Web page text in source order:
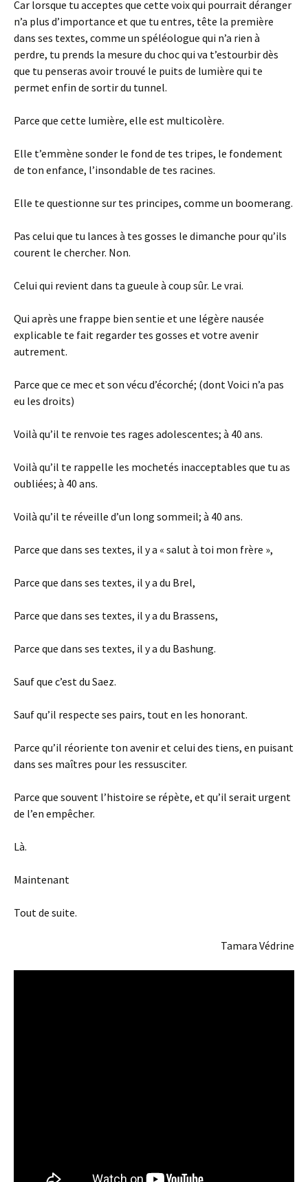
Car lorsque tu acceptes que cette voix qui pourrait déranger
n’a plus d’importance et que tu entres, tête la première
dans ses textes, comme un spéléologue qui n’a rien à
perdre, tu prends la mesure du choc qui va t’estourbir dès
que tu penseras avoir trouvé le puits de lumière qui te
permet enfin de sortir du tunnel.
Parce que cette lumière, elle est multicolère.
Elle t’emmène sonder le fond de tes tripes, le fondement
de ton enfance, l’insondable de tes racines.
Elle te questionne sur tes principes, comme un boomerang.
Pas celui que tu lances à tes gosses le dimanche pour qu’ils
courent le chercher. Non.
Celui qui revient dans ta gueule à coup sûr. Le vrai.
Qui après une frappe bien sentie et une légère nausée
explicable te fait regarder tes gosses et votre avenir
autrement.
Parce que ce mec et son vécu d’écorché; (dont Voici n’a pas
eu les droits)
Voilà qu’il te renvoie tes rages adolescentes; à 40 ans.
Voilà qu’il te rappelle les mochetés inacceptables que tu as
oubliées; à 40 ans.
Voilà qu’il te réveille d’un long sommeil; à 40 ans.
Parce que dans ses textes, il y a « salut à toi mon frère »,
Parce que dans ses textes, il y a du Brel,
Parce que dans ses textes, il y a du Brassens,
Parce que dans ses textes, il y a du Bashung.
Sauf que c’est du Saez.
Sauf qu’il respecte ses pairs, tout en les honorant.
Parce qu’il réoriente ton avenir et celui des tiens, en puisant
dans ses maîtres pour les ressusciter.
Parce que souvent l’histoire se répète, et qu’il serait urgent
de l’en empêcher.
Là.
Maintenant
Tout de suite.
Tamara Védrine